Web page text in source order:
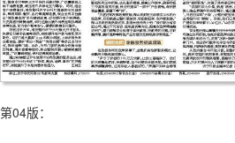
第04版：